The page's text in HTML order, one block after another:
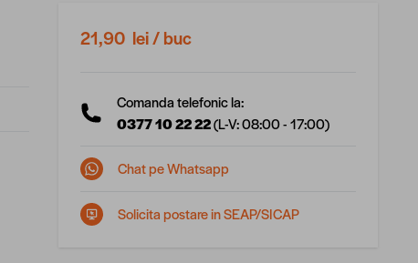
21,90 lei/ buc
Comanda telefonic la:
0377 10 22 22(L-V: 08:00 - 17:00)
Chat pe Whatsapp
Solicita postare in SEAP/SICAP